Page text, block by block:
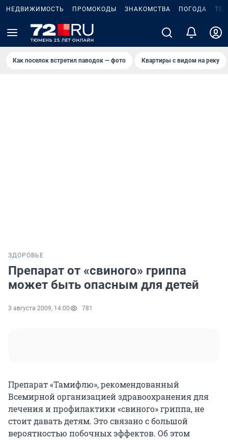
НЕДВИЖИМОСТЬ ПРОМОКОДЫ ЗНАКОМСТВА ПОГОДА
Как поселок встретил паводок — фото Квартиры с видом на реку
ЗДОРОВЬЕ
Препарат от «свиного» гриппа
может быть опасным для детей
3 августа 2009, 14:00 781
Препарат «Тамифлю», рекомендованный
Всемирной организацией здравоохранения для
лечения и профилактики «свиного» гриппа, не
стоит давать детям. Это связано с большой
вероятностью побочных эффектов. Об этом